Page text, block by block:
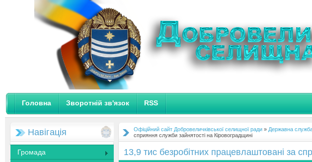
Головна Зворотній зв'язок RSS
Навігація
Громада
Офіційний сайт Добровеличківської селищної ради » Державна
сприяння служби зайнятості на Кіровоградщині
13,9 тис безробітних працевлаштовані за